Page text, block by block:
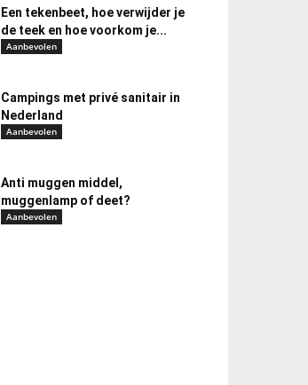
Een tekenbeet, hoe verwijder je
de teek en hoe voorkom je...
Aanbevolen
Campings met privé sanitair in
Nederland
Aanbevolen
Anti muggen middel,
muggenlamp of deet?
Aanbevolen